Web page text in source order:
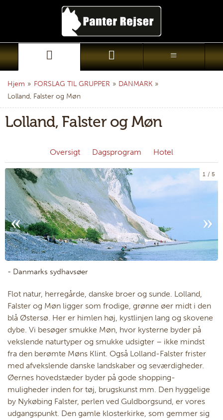
Hjem » FORSLAG TIL GRUPPER » DANMARK »
Lolland, Falster og Møn
Lolland, Falster og Møn
Oversigt Dagsprogram Hotel
1 5
- Danmarks sydhavsøer
Flot natur, herregårde, danske broer og sunde. Lolland,
Falster og Møn ligger som frodige, grønne øer midt i den
blå Østersø. Her er himlen høj, kystlinjen lang og skovene
dybe. Vi besøger smukke Møn, hvor kysterne byder på
vekslende naturtyper og smukke udsigter – ikke mindst
fra den berømte Møns Klint. Også Lolland-Falster frister
med afvekslende danske landskaber og seværdigheder.
Øernes hovedstæder byder på gode shopping-
muligheder inden for tøj, brugskunst mm. Den hyggelige
by Nykøbing Falster, perlen ved Guldborgsund, er vores
udgangspunkt. Den gamle klosterkirke, som gemmer sig